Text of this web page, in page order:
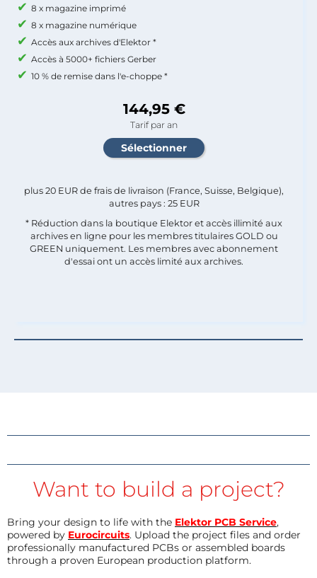
8 x magazine imprimé
8 x magazine numérique
Accès aux archives d'Elektor *
Accès à 5000+ fichiers Gerber
10 % de remise dans l'e-choppe *
144,95 €
Tarif par an
plus 20 EUR de frais de livraison (France, Suisse, Belgique),
autres pays : 25 EUR
* Réduction dans la boutique Elektor et accès illimité aux
archives en ligne pour les membres titulaires GOLD ou
GREEN uniquement. Les membres avec abonnement
d'essai ont un accès limité aux archives.
Want to build a project?
Bring your design to life with the Elektor PCB Service,
powered by Eurocircuits. Upload the project files and order
professionally manufactured PCBs or assembled boards
through a proven European production platform.